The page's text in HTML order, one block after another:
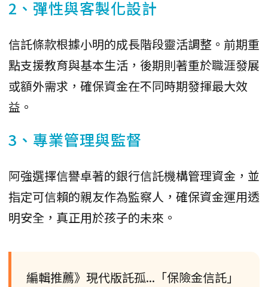
2、彈性與客製化設計
信託條款根據小明的成長階段靈活調整。前期重
點支援教育與基本生活，後期則著重於職涯發展
或額外需求，確保資金在不同時期發揮最大效
益。
3、專業管理與監督
阿強選擇信譽卓著的銀行信託機構管理資金，並
指定可信賴的親友作為監察人，確保資金運用透
明安全，真正用於孩子的未來。
編輯推薦》現代版託孤...「保險金信託」